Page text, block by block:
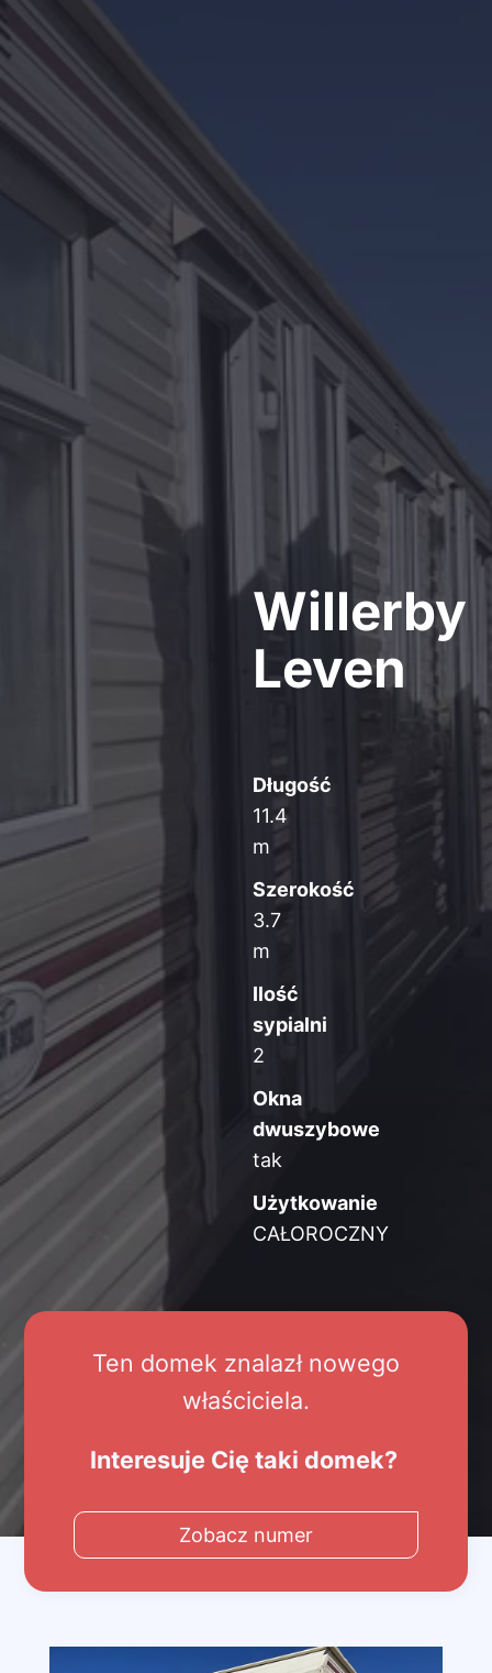
Kontakt
Ten domek znalazł nowego
właściciela.
Interesuje Cię taki domek?
Zobacz numer
Willerby
Leven
Długość
11.4
m
Szerokość
3.7
m
Ilość
sypialni
2
Okna
dwuszybowe
tak
Użytkowanie
CAŁOROCZNY